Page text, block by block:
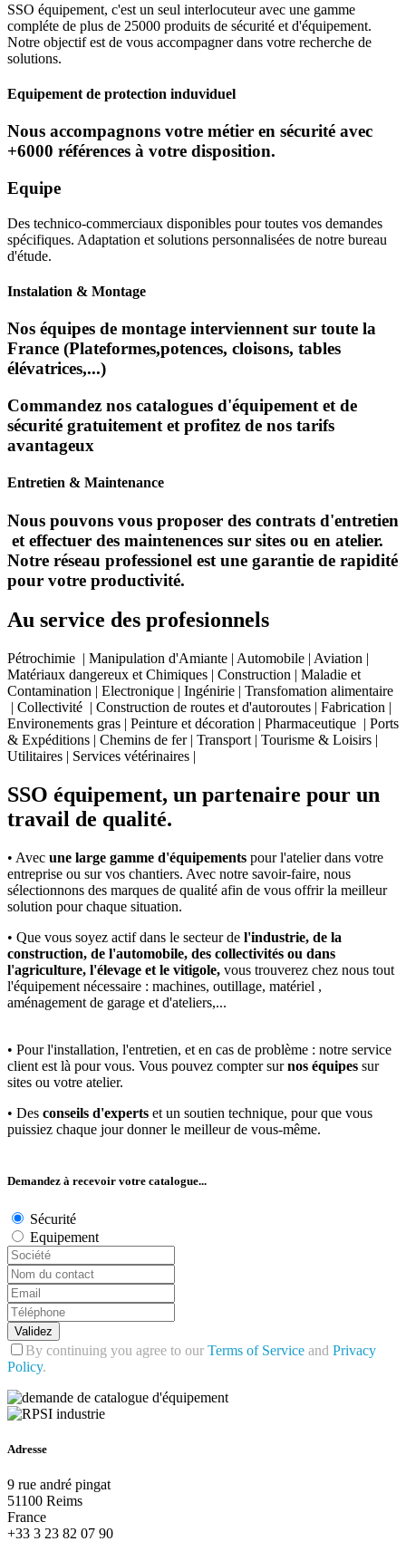
SSO équipement, c'est un seul interlocuteur avec une gamme
compléte de plus de 25000 produits de sécurité et d'équipement.
Notre objectif est de vous accompagner dans votre recherche de
solutions.
Equipement de protection induviduel
Nous accompagnons votre métier en sécurité avec
+6000 références à votre disposition.
Equipe
Des technico-commerciaux disponibles pour toutes vos demandes
spécifiques. Adaptation et solutions personnalisées de notre bureau
d'étude.
Instalation & Montage
Nos équipes de montage interviennent sur toute la
France (Plateformes,potences, cloisons, tables
élévatrices,...)
Commandez nos catalogues d'équipement et de
sécurité gratuitement et profitez de nos tarifs
avantageux
Entretien & Maintenance
Nous pouvons vous proposer des contrats d'entretien
et effectuer des maintenences sur sites ou en atelier.
Notre réseau professionel est une garantie de rapidité
pour votre productivité.
Au service des profesionnels
Pétrochimie | Manipulation d'Amiante | Automobile | Aviation |
Matériaux dangereux et Chimiques | Construction | Maladie et
Contamination | Electronique | Ingénirie | Transfomation alimentaire
| Collectivité | Construction de routes et d'autoroutes | Fabrication |
Environements gras | Peinture et décoration | Pharmaceutique | Ports
& Expéditions | Chemins de fer | Transport | Tourisme & Loisirs |
Utilitaires | Services vétérinaires |
SSO équipement, un partenaire pour un
travail de qualité.
• Avec une large gamme d'équipements pour l'atelier dans votre
entreprise ou sur vos chantiers. Avec notre savoir-faire, nous
sélectionnons des marques de qualité afin de vous offrir la meilleur
solution pour chaque situation.
• Que vous soyez actif dans le secteur de l'industrie, de la
construction, de l'automobile, des collectivités ou dans
l'agriculture, l'élevage et le vitigole, vous trouverez chez nous tout
l'équipement nécessaire : machines, outillage, matériel ,
aménagement de garage et d'ateliers,...
• Pour l'installation, l'entretien, et en cas de problème : notre service
client est là pour vous. Vous pouvez compter surnos équipes sur
sites ou votre atelier.
• Des conseils d'experts et un soutien technique, pour que vous
puissiez chaque jour donner le meilleur de vous-même.
Demandez à recevoir votre catalogue...
Sécurité
Equipement
Validez
By continuing you agree to our Terms of Service and Privacy
Policy.
Adresse
9 rue andré pingat
51100 Reims
France
+33 3 23 82 07 90